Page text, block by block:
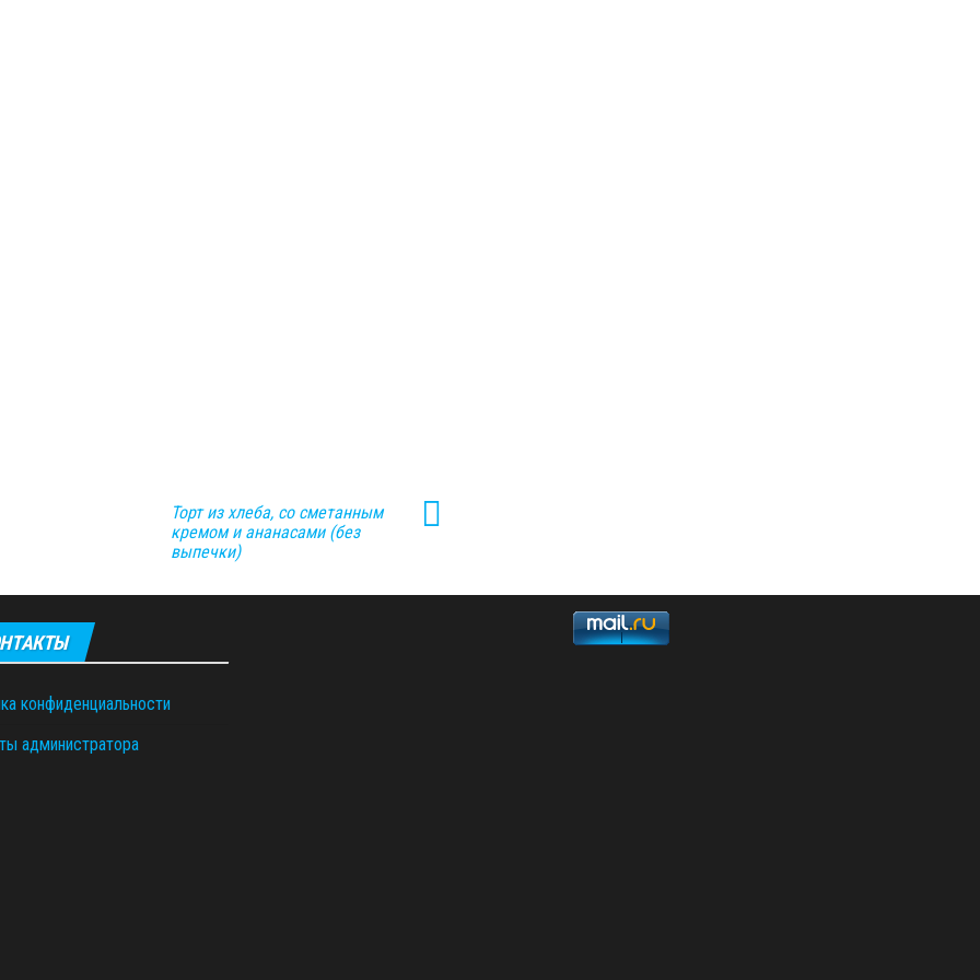
Торт из хлеба, со сметанным
кремом и ананасами (без
выпечки)
конфиденциальности
администратора